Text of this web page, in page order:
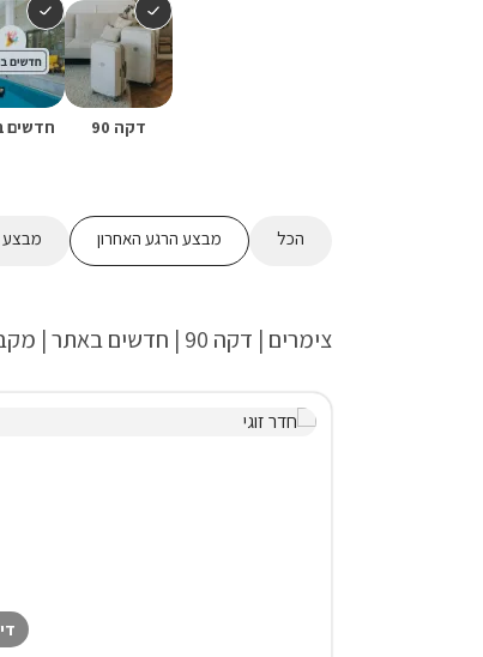
דקה 90 חדשים
הכל מבצע הרגע האחרון מבצע
צימרים | דקה 90 | חדשים באתר | מקבלים כלבים